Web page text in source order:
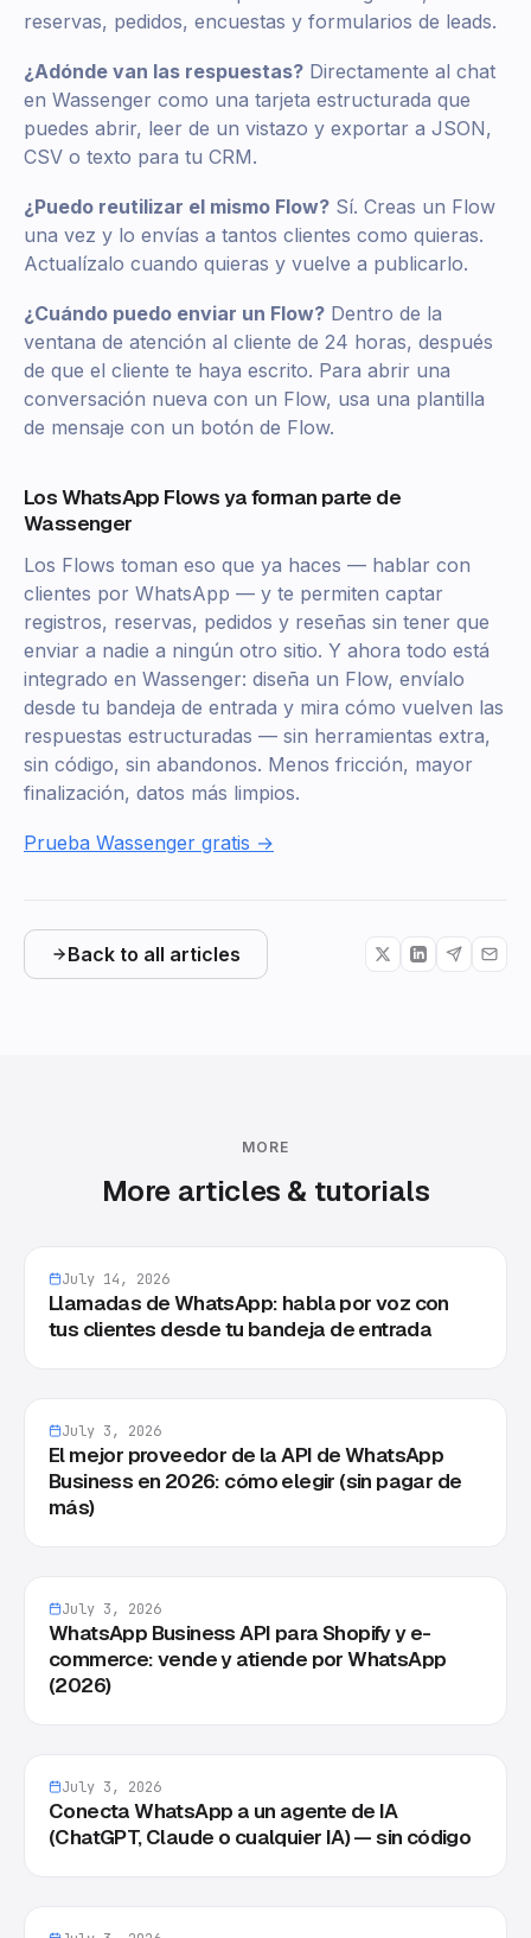
reservas, pedidos, encuestas y formularios de leads.
¿Adónde van las respuestas? Directamente al chat
en Wassenger como una tarjeta estructurada que
puedes abrir, leer de un vistazo y exportar a JSON,
CSV o texto para tu CRM.
¿Puedo reutilizar el mismo Flow? Sí. Creas un Flow
una vez y lo envías a tantos clientes como quieras.
Actualízalo cuando quieras y vuelve a publicarlo.
¿Cuándo puedo enviar un Flow? Dentro de la
ventana de atención al cliente de 24 horas, después
de que el cliente te haya escrito. Para abrir una
conversación nueva con un Flow, usa una plantilla
de mensaje con un botón de Flow.
Los WhatsApp Flows ya forman parte de
Wassenger
Los Flows toman eso que ya haces — hablar con
clientes por WhatsApp — y te permiten captar
registros, reservas, pedidos y reseñas sin tener que
enviar a nadie a ningún otro sitio. Y ahora todo está
integrado en Wassenger: diseña un Flow, envíalo
desde tu bandeja de entrada y mira cómo vuelven las
respuestas estructuradas — sin herramientas extra,
sin código, sin abandonos. Menos fricción, mayor
finalización, datos más limpios.
Prueba Wassenger gratis →
Back to all articles
MORE
More articles & tutorials
July 14, 2026
Llamadas de WhatsApp: habla por voz con
tus clientes desde tu bandeja de entrada
July 3, 2026
El mejor proveedor de la API de WhatsApp
Business en 2026: cómo elegir (sin pagar de
más)
July 3, 2026
WhatsApp Business API para Shopify y e-
commerce: vende y atiende por WhatsApp
(2026)
July 3, 2026
Conecta WhatsApp a un agente de IA
(ChatGPT, Claude o cualquier IA) — sin código